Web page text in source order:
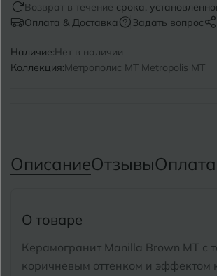
Возврат в течение срока,
Оплата & Доставка
Задать вопрос
Наличие:Нет в наличии
Коллекция:Метрополис MT Metropolis MT
ОписаниеОтзывы
О товаре
Керамогранит Manilla Brown MT с
коричневым оттенком и эффектом
Г Геленджик
Екатеринбург
Иваново
Ижевск
Т
Томск